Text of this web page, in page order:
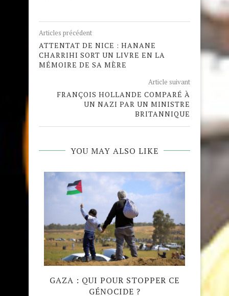
Articles précédent
ATTENTAT DE NICE : HANANE
CHARRIHI SORT UN LIVRE EN LA
MÉMOIRE DE SA MÈRE
Article suivant
FRANÇOIS HOLLANDE COMPARÉ À
UN NAZI PAR UN MINISTRE
BRITANNIQUE
YOU MAY ALSO LIKE
GAZA : QUI POUR STOPPER CE
GÉNOCIDE ?